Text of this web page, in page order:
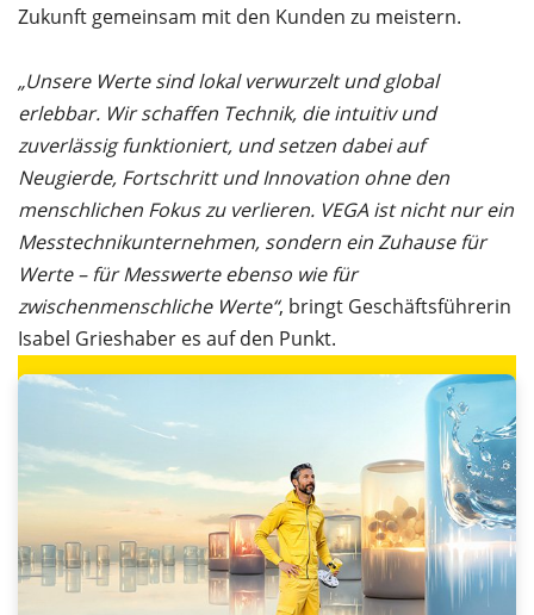
Zukunft gemeinsam mit den Kunden zu meistern.
„Unsere Werte sind lokal verwurzelt und global
erlebbar. Wir schaffen Technik, die intuitiv und
zuverlässig funktioniert, und setzen dabei auf
Neugierde, Fortschritt und Innovation ohne den
menschlichen Fokus zu verlieren. VEGA ist nicht nur ein
Messtechnikunternehmen, sondern ein Zuhause für
Werte – für Messwerte ebenso wie für
zwischenmenschliche Werte“, bringt Geschäftsführerin
Isabel Grieshaber es auf den Punkt.